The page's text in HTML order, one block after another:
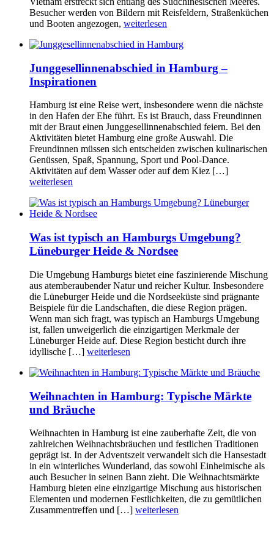
Besucher werden von Bildern mit Reisfeldern, Straßenküchen
und Booten angezogen, weiterlesen
Junggesellinnenabschied in Hamburg –
Inspirationen
Hamburg ist eine Reise wert, insbesondere wenn die nächste
in den Hafen der Ehe führt. Es ist Brauch, dass Freundinnen
mit der Braut einen Junggesellinnenabschied feiern. Bei den
Aktivitäten bietet Hamburg eine große Auswahl. Die
Freundinnen müssen sich entscheiden zwischen kulinarischen
Genüssen, Spaß, Spannung, Sport und Pool-Dance.
Aktivitäten auf dem Wasser oder auf dem Kiez […]
weiterlesen
Was ist typisch an Hamburgs Umgebung?
Lüneburger Heide & Nordsee
Die Umgebung Hamburgs bietet eine faszinierende Mischung
aus atemberaubender Natur und reicher Kultur. Insbesondere
die Lüneburger Heide und die Nordseeküste sind prägnante
Beispiele für die Landschaften, die diese Region prägen.
Wenn man sich fragt, was typisch an Hamburgs Umgebung
ist, fallen unweigerlich die einzigartigen Merkmale der
Lüneburger Heide auf. Diese Region besticht durch ihre
idyllische […] weiterlesen
Weihnachten in Hamburg: Typische Märkte
und Bräuche
Weihnachten in Hamburg ist eine zauberhafte Zeit, die von
zahlreichen Weihnachtsbräuchen und festlichen Traditionen
geprägt ist. In der Adventszeit verwandelt sich die Hansestadt
in ein winterliches Wunderland, das sowohl Einheimische als
auch Besucher in seinen Bann zieht. Die Weihnachtsmärkte
Hamburg bieten eine einzigartige Mischung aus historischen
Elementen und modernen Festlichkeiten, die zu gemütlichen
Zusammentreffen und […] weiterlesen